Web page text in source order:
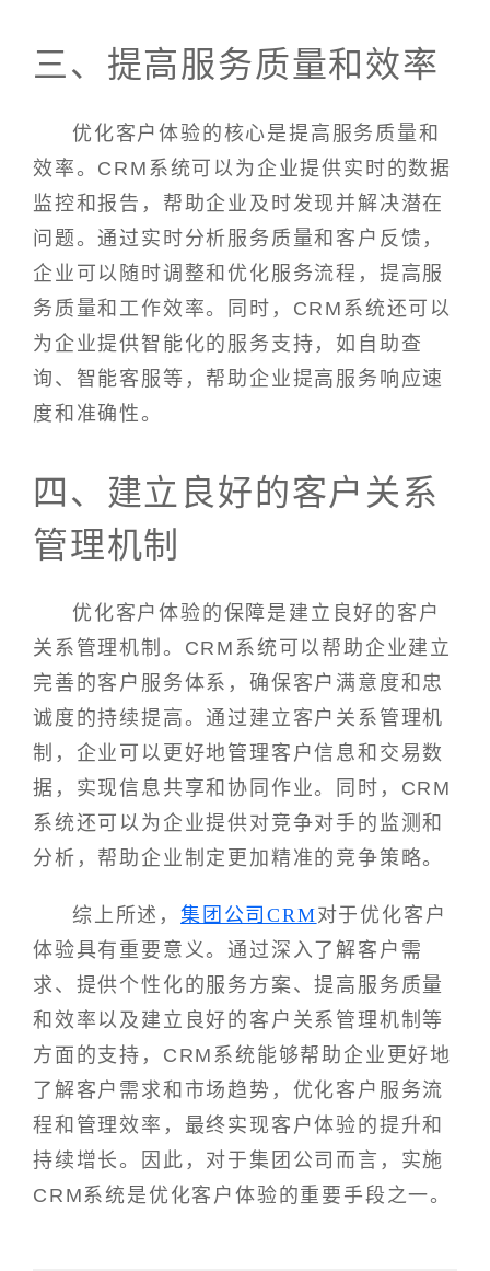
三、提高服务质量和效率
优化客户体验的核心是提高服务质量和
效率。CRM系统可以为企业提供实时的数据
监控和报告，帮助企业及时发现并解决潜在
问题。通过实时分析服务质量和客户反馈，
企业可以随时调整和优化服务流程，提高服
务质量和工作效率。同时，CRM系统还可以
为企业提供智能化的服务支持，如自助查
询、智能客服等，帮助企业提高服务响应速
度和准确性。
四、建立良好的客户关系
管理机制
优化客户体验的保障是建立良好的客户
关系管理机制。CRM系统可以帮助企业建立
完善的客户服务体系，确保客户满意度和忠
诚度的持续提高。通过建立客户关系管理机
制，企业可以更好地管理客户信息和交易数
据，实现信息共享和协同作业。同时，CRM
系统还可以为企业提供对竞争对手的监测和
分析，帮助企业制定更加精准的竞争策略。
综上所述， 集团公司CRM对于优化客户
体验具有重要意义。通过深入了解客户需
求、提供个性化的服务方案、提高服务质量
和效率以及建立良好的客户关系管理机制等
方面的支持，CRM系统能够帮助企业更好地
了解客户需求和市场趋势，优化客户服务流
程和管理效率，最终实现客户体验的提升和
持续增长。因此，对于集团公司而言，实施
CRM系统是优化客户体验的重要手段之一。